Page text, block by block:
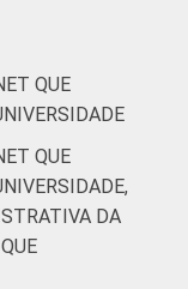
66
QUE
QUE
DA